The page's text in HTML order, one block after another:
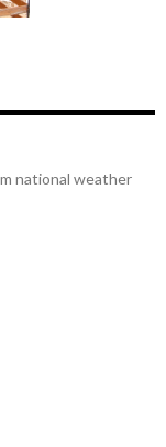
national weather